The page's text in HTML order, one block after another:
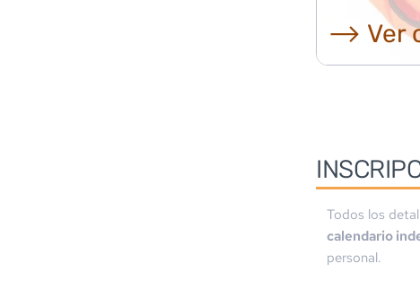
⟶ Ver
Todos los
calendario
personal.